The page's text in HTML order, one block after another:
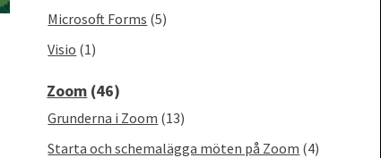
Microsoft Forms (5)
Visio (1)
Zoom (46)
Grunderna i Zoom (13)
Starta och schemalägga möten på Zoom (4)